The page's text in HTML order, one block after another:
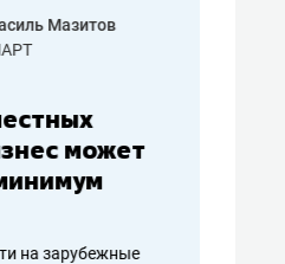
Мазитов
может
на зарубежные